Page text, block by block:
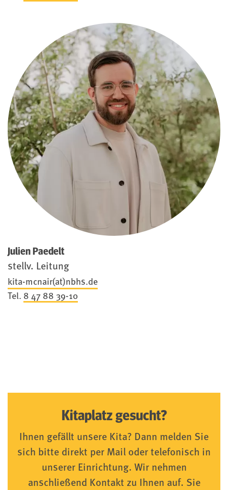
Julien Paedelt
stellv. Leitung
kita-mcnair(at)nbhs.de
Tel. 8 47 88 39-10
Kitaplatz gesucht?
Ihnen gefällt unsere Kita? Dann melden Sie
sich bitte direkt per Mail oder telefonisch in
unserer Einrichtung. Wir nehmen
anschließend Kontakt zu Ihnen auf. Sie